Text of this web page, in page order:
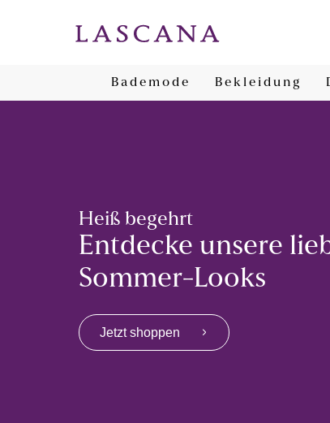
Bademode Bekleidung
Heiß begehrt
Entdecke unsere
Sommer-Looks
Jetzt shoppen